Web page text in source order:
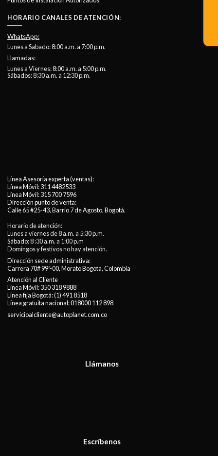
HORARIO CANALES DE ATENCIÓN:
WhatsApp:
Lunes a Sabado: 8:00 a.m. a 7:00 p.m.
Llamadas:
Lunes a Viernes: 8:00 a.m. a 5:00 p.m.
Sábados: 8:30 a.m. a 12:30 p.m.
Línea Asesoría experta (ventas):
Línea Móvil:311 4482533
Línea Móvil:315 700 7596
Dirección punto de venta:
Calle 65 #25-43, Barrio 7 de Agosto, Bogotá.
Horario de atención:
Lunes a viernes de 8 a.m. a 5:30 p.m.
Sábado: 8 :30 a.m. a 1:00 p.m
Domingos y festivos no hay atención.
Dirección sede administrativa:
Carrera 70# 99ª-00, Morato Bogota, Colombia
Atención al Cliente
Línea Móvil:350 318 9888
Línea fija Bogotá:(1) 491 8518
Línea gratuita nacional:018000 112 898
servicioalcliente@autoplanet.com.co
Llámanos
Escríbenos